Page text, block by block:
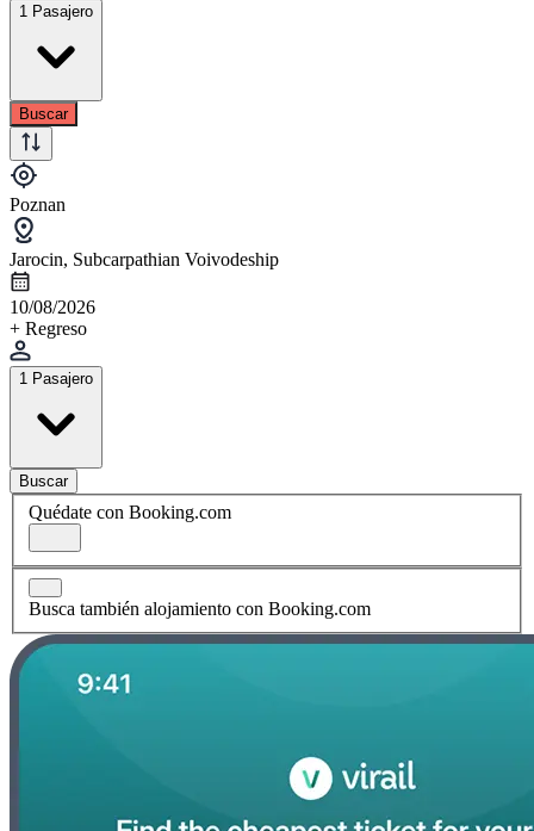
1 Pasajero
Buscar
Poznan
Jarocin, Subcarpathian Voivodeship
10/08/2026
+ Regreso
1 Pasajero
Buscar
Quédate con Booking.com
Busca también alojamiento con Booking.com